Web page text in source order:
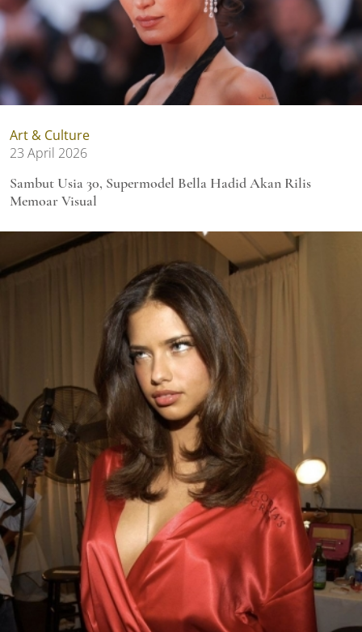
Art & Culture
23 April 2026
Sambut Usia 30, Supermodel Bella Hadid Akan Rilis
Memoar Visual